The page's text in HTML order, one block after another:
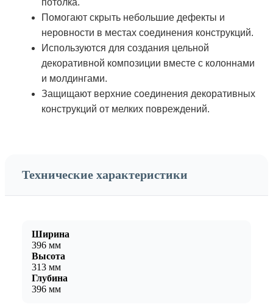
Помогают скрыть небольшие дефекты и
неровности в местах соединения конструкций.
Используются для создания цельной
декоративной композиции вместе с колоннами
и молдингами.
Защищают верхние соединения декоративных
конструкций от мелких повреждений.
Технические характеристики
Ширина
396 мм
Высота
313 мм
Глубина
396 мм